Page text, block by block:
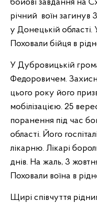
бойові завдання на
річний воїн загинув
у Донецькій
Поховали бійця в
У Дубровицькій
Федоровичем.
цього року його
мобілізацією. 25
поранення під час
області. Його
лікарню. Лікарі
днів. На жаль, 3
Поховали воїна в
Щирі співчуття